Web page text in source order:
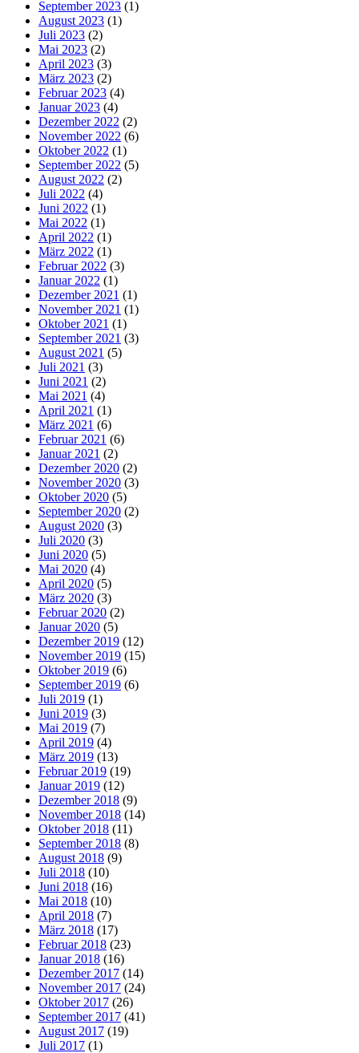
September 2023 (1)
August 2023 (1)
Juli 2023 (2)
Mai 2023 (2)
April 2023 (3)
März 2023 (2)
Februar 2023 (4)
Januar 2023 (4)
Dezember 2022 (2)
November 2022 (6)
Oktober 2022 (1)
September 2022 (5)
August 2022 (2)
Juli 2022 (4)
Juni 2022 (1)
Mai 2022 (1)
April 2022 (1)
März 2022 (1)
Februar 2022 (3)
Januar 2022 (1)
Dezember 2021 (1)
November 2021 (1)
Oktober 2021 (1)
September 2021 (3)
August 2021 (5)
Juli 2021 (3)
Juni 2021 (2)
Mai 2021 (4)
April 2021 (1)
März 2021 (6)
Februar 2021 (6)
Januar 2021 (2)
Dezember 2020 (2)
November 2020 (3)
Oktober 2020 (5)
September 2020 (2)
August 2020 (3)
Juli 2020 (3)
Juni 2020 (5)
Mai 2020 (4)
April 2020 (5)
März 2020 (3)
Februar 2020 (2)
Januar 2020 (5)
Dezember 2019 (12)
November 2019 (15)
Oktober 2019 (6)
September 2019 (6)
Juli 2019 (1)
Juni 2019 (3)
Mai 2019 (7)
April 2019 (4)
März 2019 (13)
Februar 2019 (19)
Januar 2019 (12)
Dezember 2018 (9)
November 2018 (14)
Oktober 2018 (11)
September 2018 (8)
August 2018 (9)
Juli 2018 (10)
Juni 2018 (16)
Mai 2018 (10)
April 2018 (7)
März 2018 (17)
Februar 2018 (23)
Januar 2018 (16)
Dezember 2017 (14)
November 2017 (24)
Oktober 2017 (26)
September 2017 (41)
August 2017 (19)
Juli 2017 (1)